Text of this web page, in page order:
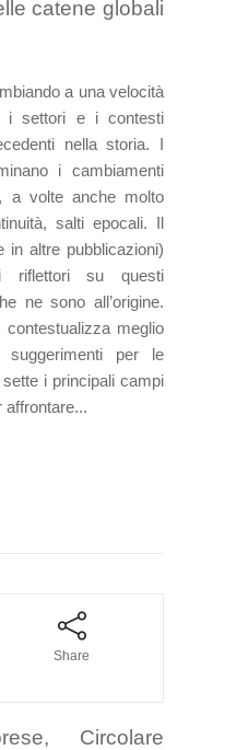
catene globali
a una velocità
i settori e i contesti
nella storia. I
i cambiamenti
a volte anche molto
salti epocali. Il
in altre pubblicazioni)
su questi
ne sono all’origine.
meglio
per le
i principali campi
affrontare...
Share
Circolare